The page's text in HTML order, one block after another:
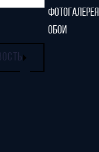
ФОТОГАЛЕРЕЯ
ОБОИ